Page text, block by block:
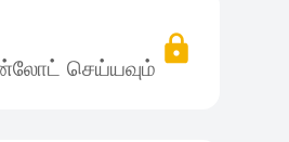
செய்யவும்